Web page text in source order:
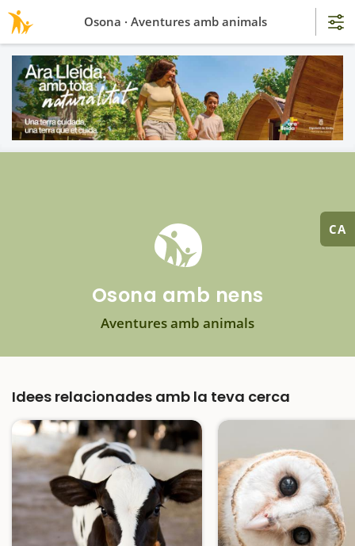
CA
Osona amb nens
Aventures amb animals
Idees relacionades amb la teva cerca
Osona · Aventures amb animals